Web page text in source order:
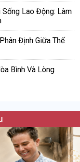
Lao Động: Làm
Định Giữa Thế
Bình Và Lòng